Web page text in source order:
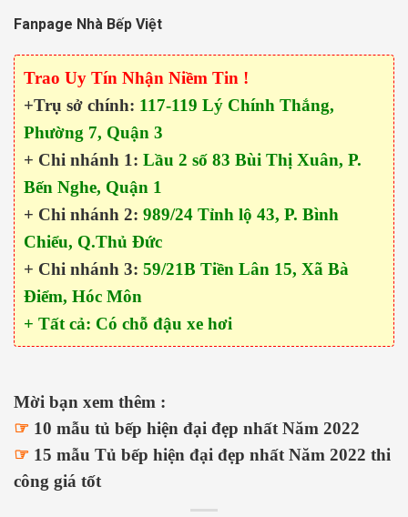
Fanpage Nhà Bếp Việt
Trao Uy Tín Nhận Niềm Tin !
+Trụ sở chính: 117-119 Lý Chính Thắng,
Phường 7, Quận 3
+ Chi nhánh 1: Lầu 2 số 83 Bùi Thị Xuân, P.
Bến Nghe, Quận 1
+ Chi nhánh 2: 989/24 Tỉnh lộ 43, P. Bình
Chiểu, Q.Thủ Đức
+ Chi nhánh 3: 59/21B Tiền Lân 15, Xã Bà
Điểm, Hóc Môn
+ Tất cả: Có chỗ đậu xe hơi
Mời bạn xem thêm :
☞ 10 mẫu tủ bếp hiện đại đẹp nhất Năm 2022
☞ 15 mẫu Tủ bếp hiện đại đẹp nhất Năm 2022 thi
công giá tốt